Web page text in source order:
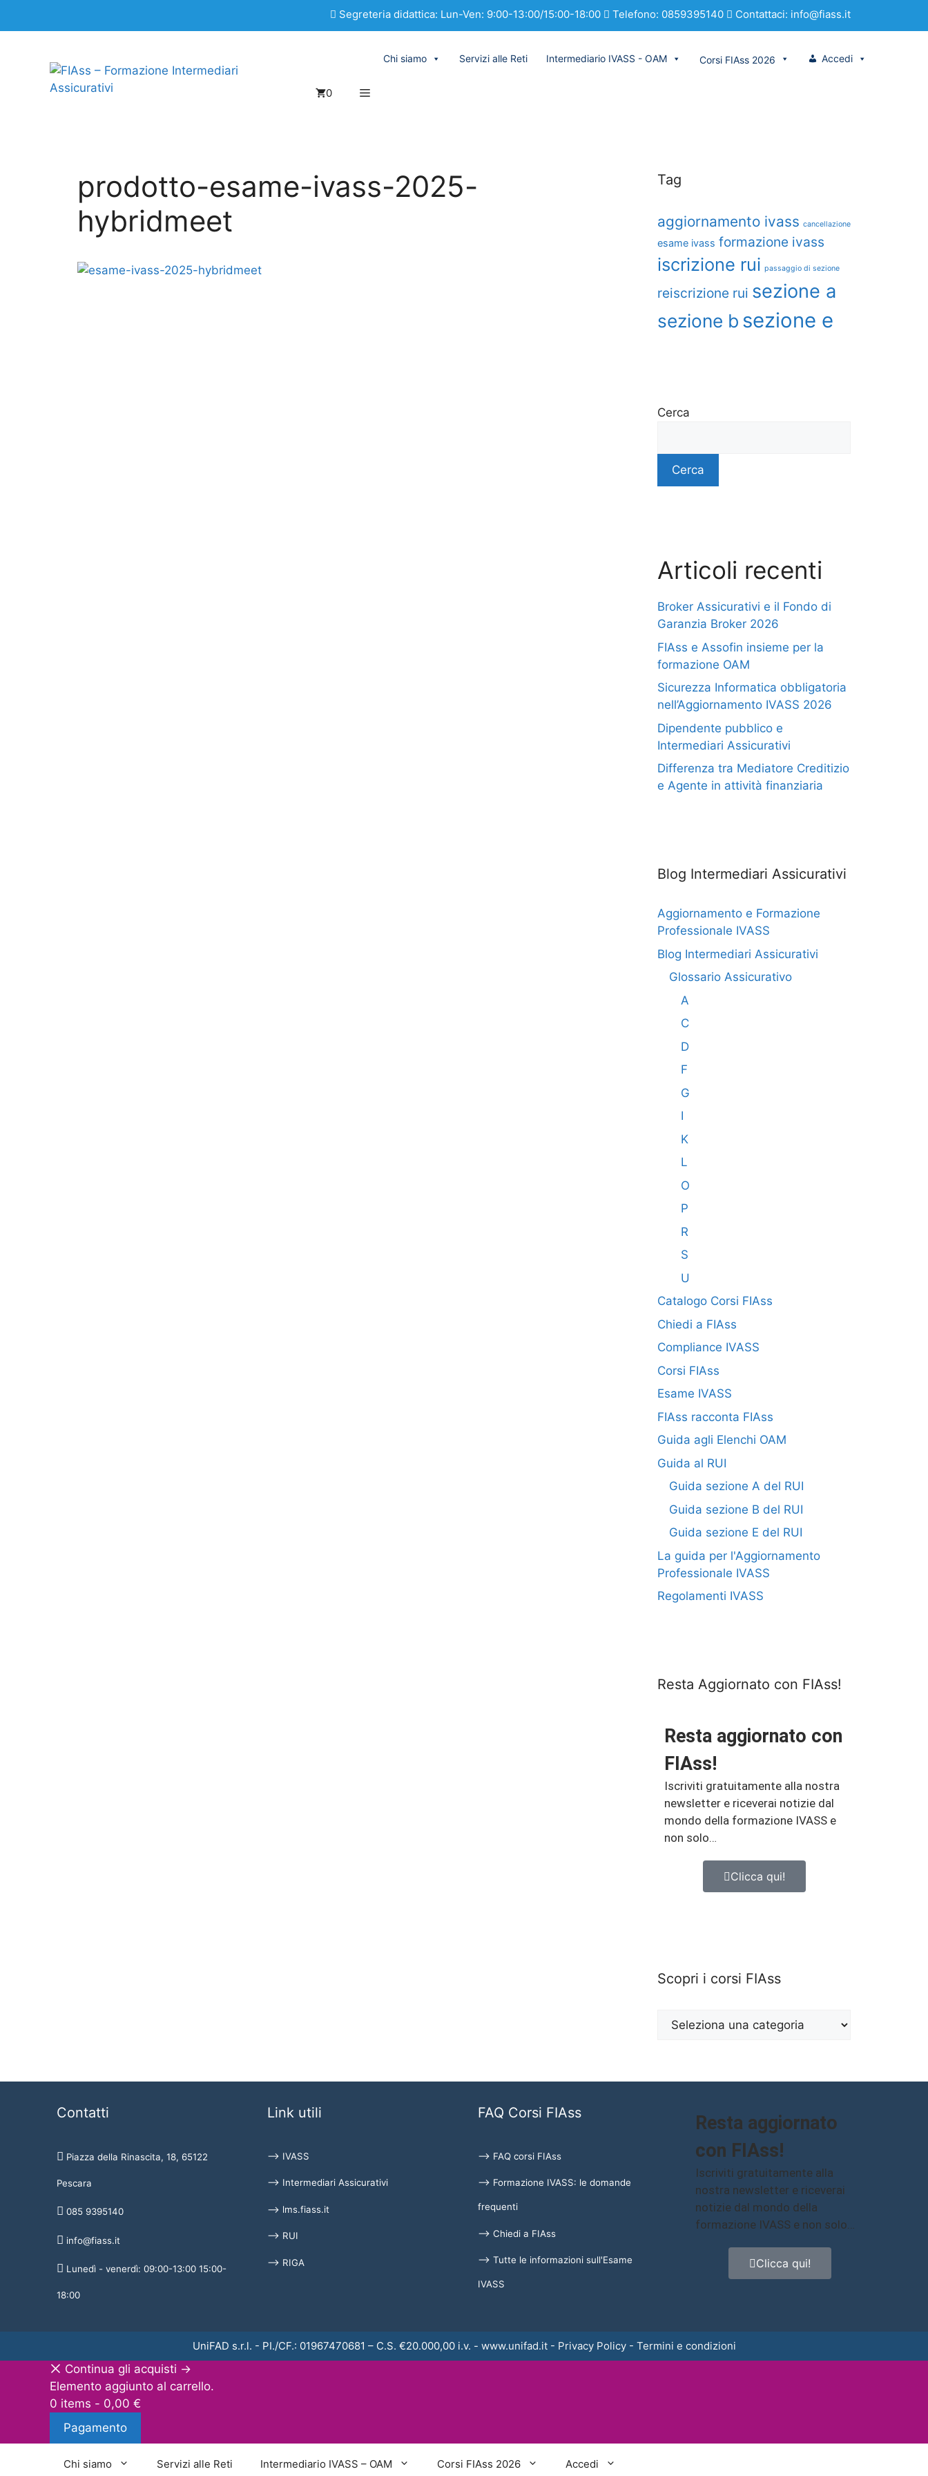
Segreteria didattica: Lun-Ven: 9:00-13:00/15:00-18:00 Telefono: 0859395140 Contattaci: info@fiass.it
Chi siamo Servizi alle Reti Intermediario IVASS - OAM Corsi FIAss 2026 Accedi
0
prodotto-esame-ivass-2025-
hybridmeet
Tag
aggiornamento ivass cancellazione
esame ivass formazione ivass
iscrizione rui passaggio di sezione
reiscrizione rui sezione a
sezione b sezione e
Cerca
Cerca
Articoli recenti
Broker Assicurativi e il Fondo di
Garanzia Broker 2026
FIAss e Assofin insieme per la
formazione OAM
Sicurezza Informatica obbligatoria
nell’Aggiornamento IVASS 2026
Dipendente pubblico e
Intermediari Assicurativi
Differenza tra Mediatore Creditizio
e Agente in attività finanziaria
Blog Intermediari Assicurativi
Aggiornamento e Formazione
Professionale IVASS
Blog Intermediari Assicurativi
Glossario Assicurativo
A
C
D
F
G
I
K
L
O
P
R
S
U
Catalogo Corsi FIAss
Chiedi a FIAss
Compliance IVASS
Corsi FIAss
Esame IVASS
FIAss racconta FIAss
Guida agli Elenchi OAM
Guida al RUI
Guida sezione A del RUI
Guida sezione B del RUI
Guida sezione E del RUI
La guida per l'Aggiornamento
Professionale IVASS
Regolamenti IVASS
Resta Aggiornato con FIAss!
Resta aggiornato con
FIAss!
Iscriviti gratuitamente alla nostra
newsletter e riceverai notizie dal
mondo della formazione IVASS e
non solo…
Clicca qui!
Scopri i corsi FIAss
Contatti
Piazza della Rinascita, 18, 65122
Pescara
085 9395140
info@fiass.it
Lunedì - venerdì: 09:00-13:00 15:00-
18:00
Link utili
⟶ IVASS
⟶ Intermediari Assicurativi
⟶ lms.fiass.it
⟶ RUI
⟶ RIGA
FAQ Corsi FIAss
⟶ FAQ corsi FIAss
⟶ Formazione IVASS: le domande
frequenti
⟶ Chiedi a FIAss
⟶ Tutte le informazioni sull'Esame
IVASS
Resta aggiornato
con FIAss!
Iscriviti gratuitamente alla
nostra newsletter e riceverai
notizie dal mondo della
formazione IVASS e non solo…
Clicca qui!
UniFAD s.r.l. - PI./CF.: 01967470681 – C.S. €20.000,00 i.v. - www.unifad.it- Privacy Policy- Termini e condizioni
Continua gli acquisti →
Elemento aggiunto al carrello.
0 items - 0,00 €
Pagamento
Chi siamo Servizi alle Reti Intermediario IVASS – OAM Corsi FIAss 2026 Accedi